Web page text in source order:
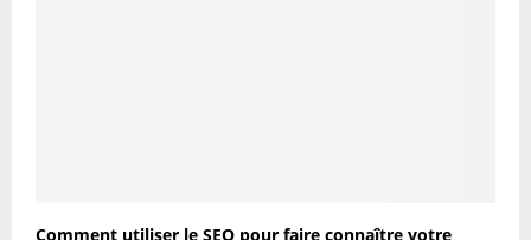
Comment utiliser le SEO pour faire connaître votre